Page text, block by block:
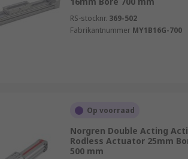
RS-stocknr. 369-502
Fabrikantnummer MY1B16G-700
Op voorraad
Norgren Double Acting
Rodless Actuator 25mm
500 mm